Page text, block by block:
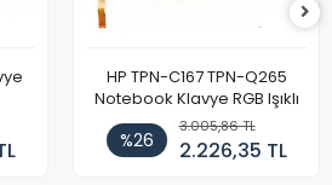
HP TPN-C167 TPN-Q265
Notebook Klavye RGB Işıklı
%26
3.005,86 TL
2.226,35 TL